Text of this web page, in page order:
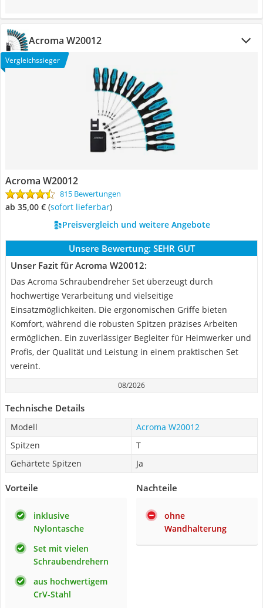
Acroma W20012
Vergleichssieger
Acroma W20012
815 Bewertungen
ab 35,00 € ( Sofort lieferbar)
Preisvergleich und weitere Angebote
Unsere Bewertung: SEHR GUT
Unser Fazit für Acroma W20012:
Das Acroma Schraubendreher Set überzeugt durch
hochwertige Verarbeitung und vielseitige
Einsatzmöglichkeiten. Die ergonomischen Griffe bieten
Komfort, während die robusten Spitzen präzises Arbeiten
ermöglichen. Ein zuverlässiger Begleiter für Heimwerker und
Profis, der Qualität und Leistung in einem praktischen Set
vereint.
08/2026
Technische Details
Modell
Acroma W20012
Spitzen
T
Gehärtete Spitzen
Ja
Vorteile
inklusive
Nylontasche
Set mit vielen
Schraubendrehern
aus hochwertigem
CrV-Stahl
Nachteile
ohne
Wandhalterung